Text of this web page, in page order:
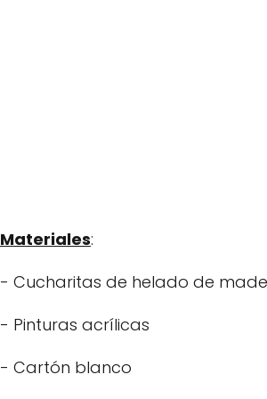
Materiales:
- Cucharitas de helado de
- Pinturas acrílicas
- Cartón blanco